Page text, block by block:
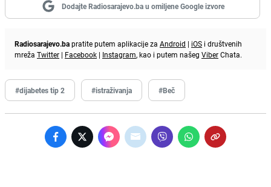
Dodajte Radiosarajevo.ba u omiljene Google izvore
Radiosarajevo.bapratite putem aplikacije za Android | iOS i društvenih
mreža Twitter | Facebook | Instagram, kao i putem našeg ViberChata.
#dijabetes tip 2 #istraživanja #Beč